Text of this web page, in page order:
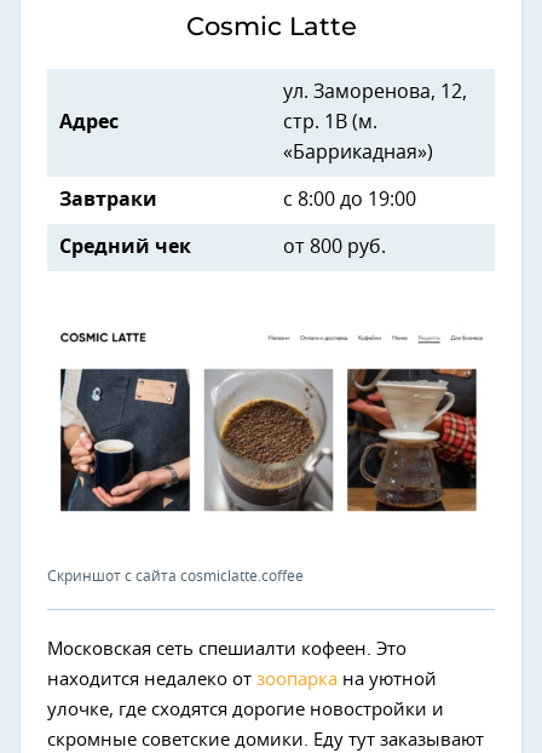
Cosmic Latte
Адрес
ул. Заморенова, 12,
стр. 1В (м.
«Баррикадная»)
Завтраки с 8:00 до 19:00
Средний чек от 800 руб.
Скриншот с сайта cosmiclatte.coffee
Московская сеть спешиалти кофеен. Это
находится недалеко от зоопарка на уютной
улочке, где сходятся дорогие новостройки и
скромные советские домики. Еду тут заказывают